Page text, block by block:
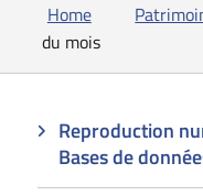
Home
du mois
Reproduction
Bases de